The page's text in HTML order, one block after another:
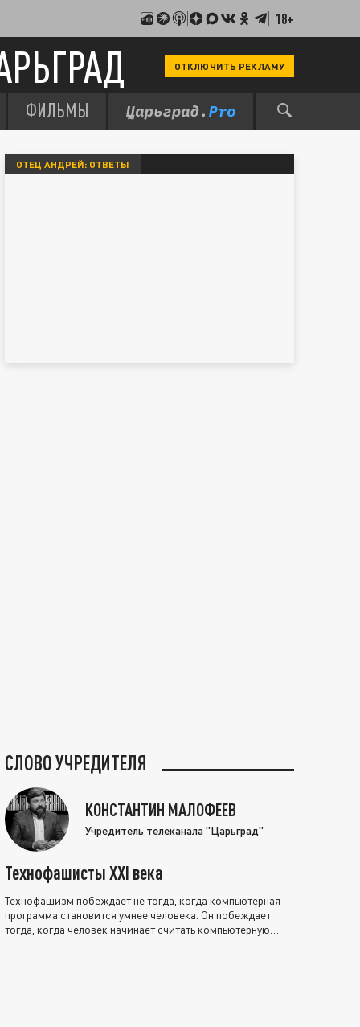
18+
ОТКЛЮЧИТЬ РЕКЛАМУ
ФИЛЬМЫ
ОТЕЦ АНДРЕЙ: ОТВЕТЫ
СЛОВО УЧРЕДИТЕЛЯ
КОНСТАНТИН МАЛОФЕЕВ
Учредитель телеканала "Царьград"
Технофашисты XXI века
Технофашизм побеждает не тогда, когда компьютерная
программа становится умнее человека. Он побеждает
тогда, когда человек начинает считать компьютерную